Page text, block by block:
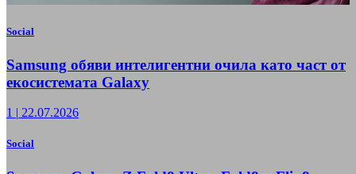
Social
Samsung обяви интелигентни очила като част от
екосистемата Galaxy
1 | 22.07.2026
Social